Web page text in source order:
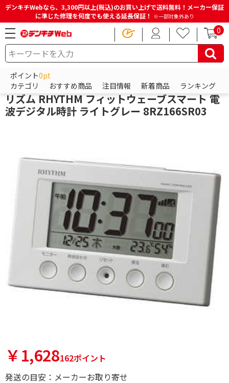
デンキチWebなら、3,300円以上(税込)のお買い上げで送料無料！メーカー保証
に準じた修理を何度でも使える延長保証！ ※一部対象外あり
0
ポイント0pt
カテゴリ
おすすめ商品 注目情報 新着商品 ランキング
HOME 商品一覧ページ 時計・日用品・カー用品 時計
シチズン
リズム RHYTHM フィットウェーブスマート 電
波デジタル時計 ライトグレー 8RZ166SR03
￥1,628162ポイント
発送の目安：メーカーお取り寄せ